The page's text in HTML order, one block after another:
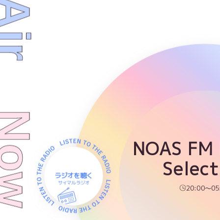
NOAS FM
20:00～
ラジオを聴く
サイマルラジオ